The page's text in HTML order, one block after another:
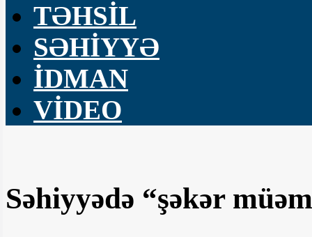
TƏHSİL
SƏHİYYƏ
İDMAN
VİDEO
Səhiyyədə “şəkər